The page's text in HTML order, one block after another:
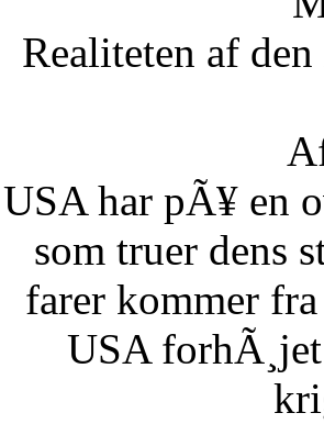
Realiteten af
USA har pÃ¥ en
som truer dens
farer kommer
USA